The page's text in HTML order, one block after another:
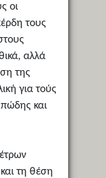
οι
τους
αλλά
της
για τούς
και
τη θέση